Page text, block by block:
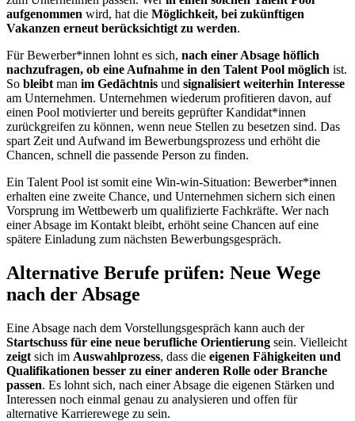
aufgenommen wird, hat die Möglichkeit, bei zukünftigen
Vakanzen erneut berücksichtigt zu werden.
Für Bewerber*innen lohnt es sich, nach einer Absage höflich
nachzufragen, ob eine Aufnahme in den Talent Pool möglich ist.
So bleibt man im Gedächtnis und signalisiert weiterhin Interesse
am Unternehmen. Unternehmen wiederum profitieren davon, auf
einen Pool motivierter und bereits geprüfter Kandidat*innen
zurückgreifen zu können, wenn neue Stellen zu besetzen sind. Das
spart Zeit und Aufwand im Bewerbungsprozess und erhöht die
Chancen, schnell die passende Person zu finden.
Ein Talent Pool ist somit eine Win-win-Situation: Bewerber*innen
erhalten eine zweite Chance, und Unternehmen sichern sich einen
Vorsprung im Wettbewerb um qualifizierte Fachkräfte. Wer nach
einer Absage im Kontakt bleibt, erhöht seine Chancen auf eine
spätere Einladung zum nächsten Bewerbungsgespräch.
Alternative Berufe prüfen: Neue Wege
nach der Absage
Eine Absage nach dem Vorstellungsgespräch kann auch der
Startschuss für eine neue berufliche Orientierung sein. Vielleicht
zeigt sich im Auswahlprozess, dass die eigenen Fähigkeiten und
Qualifikationen besser zu einer anderen Rolle oder Branche
passen. Es lohnt sich, nach einer Absage die eigenen Stärken und
Interessen noch einmal genau zu analysieren und offen für
alternative Karrierewege zu sein.